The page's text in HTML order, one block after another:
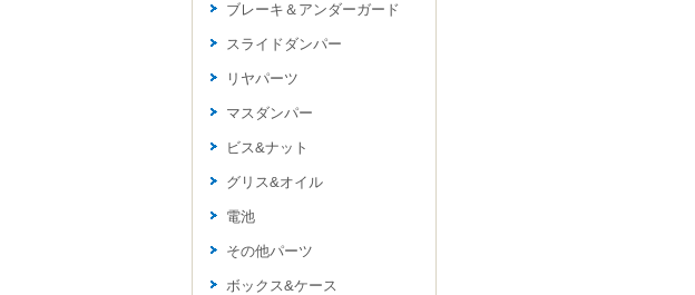
ブレーキ＆アンダーガード
スライドダンパー
リヤパーツ
マスダンパー
ビス&ナット
グリス&オイル
電池
その他パーツ
ボックス&ケース